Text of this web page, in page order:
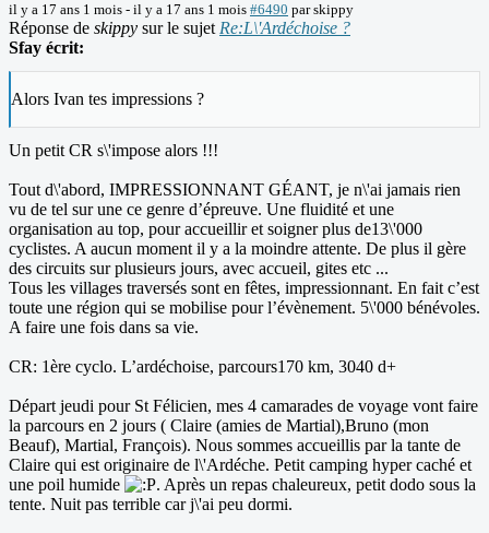
il y a 17 ans 1 mois - il y a 17 ans 1 mois #6490 parskippy
Réponse de skippy sur le sujet Re:L\'Ardéchoise ?
Sfay écrit:
Alors Ivan tes impressions ?
Un petit CR s\'impose alors !!!
Tout d\'abord, IMPRESSIONNANT GÉANT, je n\'ai jamais rien
vu de tel sur une ce genre d’épreuve. Une fluidité et une
organisation au top, pour accueillir et soigner plus de13\'000
cyclistes. A aucun moment il y a la moindre attente. De plus il gère
des circuits sur plusieurs jours, avec accueil, gites etc ...
Tous les villages traversés sont en fêtes, impressionnant. En fait c’est
toute une région qui se mobilise pour l’évènement. 5\'000 bénévoles.
A faire une fois dans sa vie.
CR: 1ère cyclo. L’ardéchoise, parcours170 km, 3040 d+
Départ jeudi pour St Félicien, mes 4 camarades de voyage vont faire
la parcours en 2 jours ( Claire (amies de Martial),Bruno (mon
Beauf), Martial, François). Nous sommes accueillis par la tante de
Claire qui est originaire de l\'Ardéche. Petit camping hyper caché et
une poil humide
. Après un repas chaleureux, petit dodo sous la
tente. Nuit pas terrible car j\'ai peu dormi.